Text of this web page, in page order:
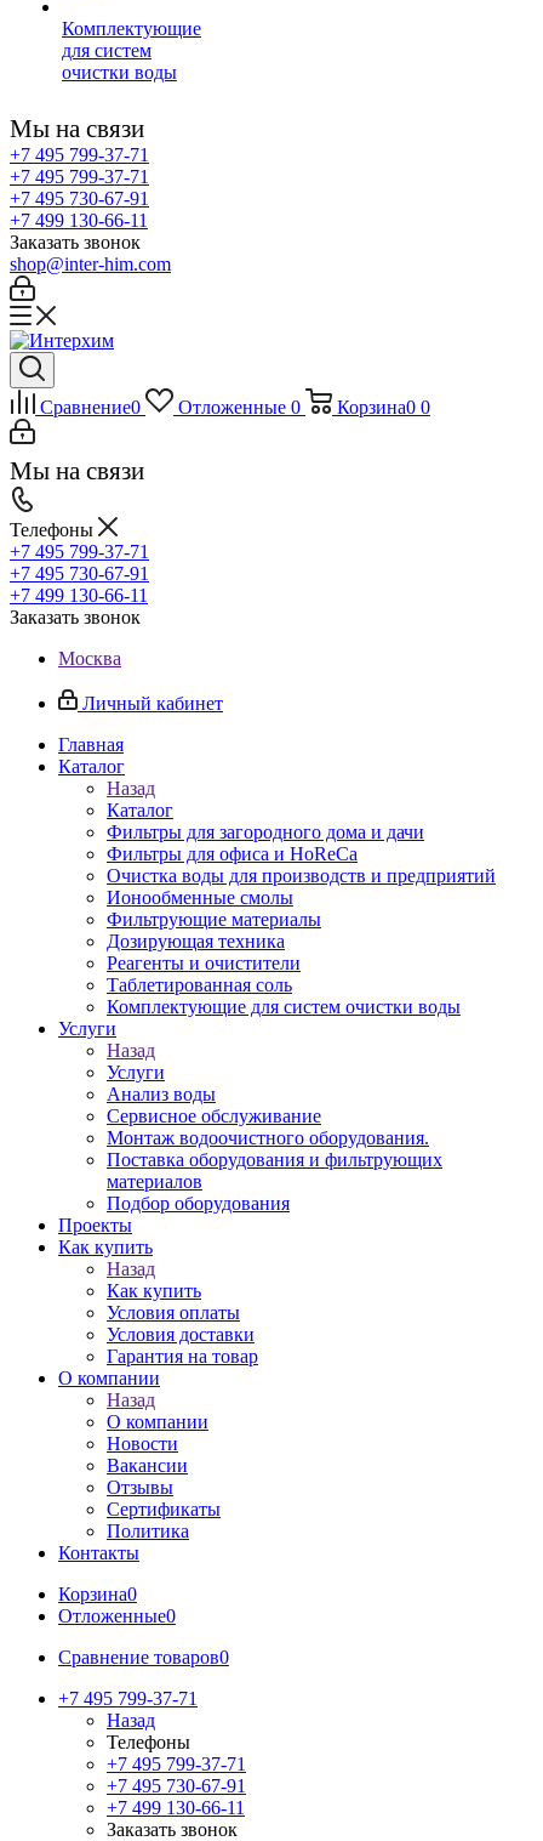
Комплектующие
для систем
очистки воды
Мы на связи
+7 495 799-37-71
+7 495 799-37-71
+7 495 730-67-91
+7 499 130-66-11
Заказать звонок
shop@inter-him.com
Сравнение0 Отложенные 0 Корзина0 0
Мы на связи
Телефоны
+7 495 799-37-71
+7 495 730-67-91
+7 499 130-66-11
Заказать звонок
Москва
Личный кабинет
Главная
Каталог
Назад
Каталог
Фильтры для загородного дома и дачи
Фильтры для офиса и HoReCa
Очистка воды для производств и предприятий
Ионообменные смолы
Фильтрующие материалы
Дозирующая техника
Реагенты и очистители
Таблетированная соль
Комплектующие для систем очистки воды
Услуги
Назад
Услуги
Анализ воды
Сервисное обслуживание
Монтаж водоочистного оборудования.
Поставка оборудования и фильтрующих
материалов
Подбор оборудования
Проекты
Как купить
Назад
Как купить
Условия оплаты
Условия доставки
Гарантия на товар
О компании
Назад
О компании
Новости
Вакансии
Отзывы
Сертификаты
Политика
Контакты
Корзина0
Отложенные0
Сравнение товаров0
+7 495 799-37-71
Назад
Телефоны
+7 495 799-37-71
+7 495 730-67-91
+7 499 130-66-11
Заказать звонок